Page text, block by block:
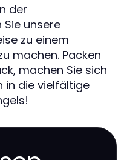
der
unsere
zu einem
machen. Packen
machen Sie sich
in die vielfältige